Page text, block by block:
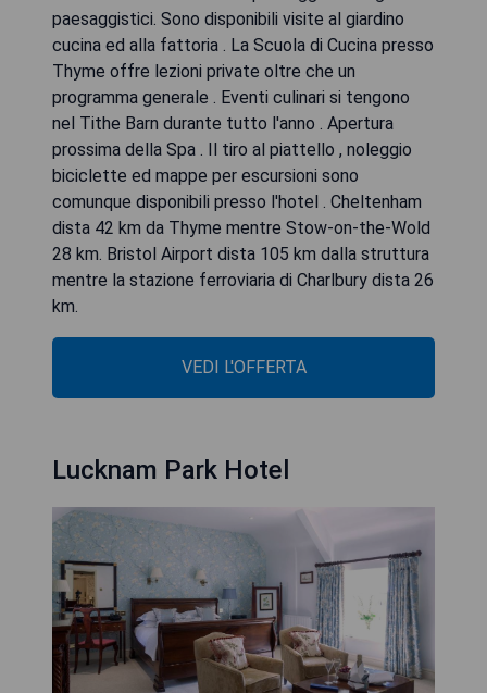
paesaggistici. Sono disponibili visite al giardino
cucina ed alla fattoria . La Scuola di Cucina presso
Thyme offre lezioni private oltre che un
programma generale . Eventi culinari si tengono
nel Tithe Barn durante tutto l'anno . Apertura
prossima della Spa . Il tiro al piattello , noleggio
biciclette ed mappe per escursioni sono
comunque disponibili presso l'hotel . Cheltenham
dista 42 km da Thyme mentre Stow-on-the-Wold
28 km. Bristol Airport dista 105 km dalla struttura
mentre la stazione ferroviaria di Charlbury dista 26
km.
VEDI L'OFFERTA
Lucknam Park Hotel